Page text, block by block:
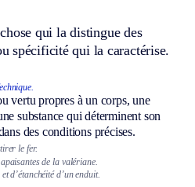
qui la distingue des
spécificité qui la caractérise.
vertu propres à un corps, une
substance qui déterminent son
des conditions précises.
le fer.
de la valériane.
d’étanchéité d’un enduit.